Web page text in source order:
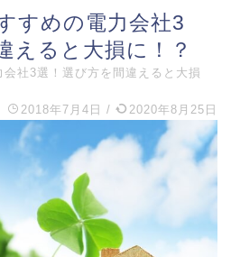
すめの電力会社3
えると大損に！？
社3選！選び方を間違えると大損
2018年7月4日 / 2020年8月25日